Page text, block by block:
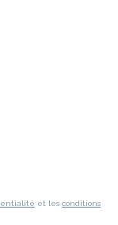
et les conditions